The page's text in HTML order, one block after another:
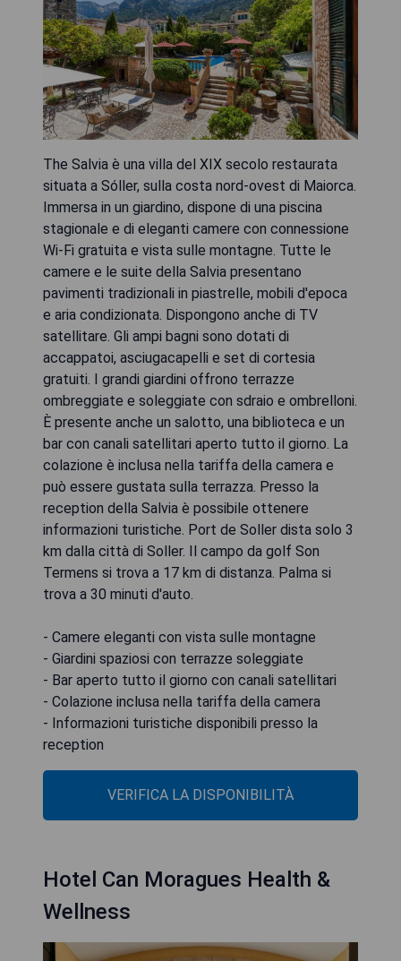
The Salvia è una villa del XIX secolo restaurata
situata a Sóller, sulla costa nord-ovest di Maiorca.
Immersa in un giardino, dispone di una piscina
stagionale e di eleganti camere con connessione
Wi-Fi gratuita e vista sulle montagne. Tutte le
camere e le suite della Salvia presentano
pavimenti tradizionali in piastrelle, mobili d'epoca
e aria condizionata. Dispongono anche di TV
satellitare. Gli ampi bagni sono dotati di
accappatoi, asciugacapelli e set di cortesia
gratuiti. I grandi giardini offrono terrazze
ombreggiate e soleggiate con sdraio e ombrelloni.
È presente anche un salotto, una biblioteca e un
bar con canali satellitari aperto tutto il giorno. La
colazione è inclusa nella tariffa della camera e
può essere gustata sulla terrazza. Presso la
reception della Salvia è possibile ottenere
informazioni turistiche. Port de Soller dista solo 3
km dalla città di Soller. Il campo da golf Son
Termens si trova a 17 km di distanza. Palma si
trova a 30 minuti d'auto.
- Camere eleganti con vista sulle montagne
- Giardini spaziosi con terrazze soleggiate
- Bar aperto tutto il giorno con canali satellitari
- Colazione inclusa nella tariffa della camera
- Informazioni turistiche disponibili presso la
reception
VERIFICA LA DISPONIBILITÀ
Hotel Can Moragues Health &
Wellness